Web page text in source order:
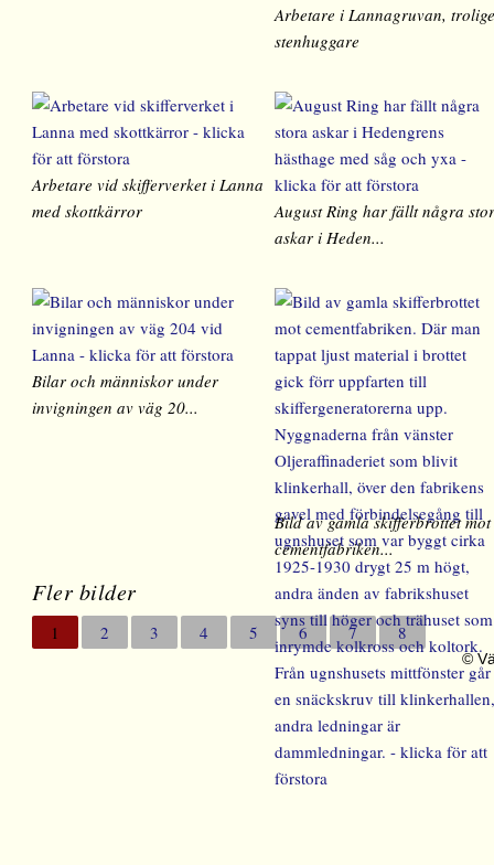
Arbetare i Lannagruvan,
stenhuggare
Arbetare vid skifferverket i Lanna
med skottkärror
August Ring har fällt några
askar i Heden...
Bilar och människor under
invigningen av väg 20...
Bild av gamla skifferbrottet mot
cementfabriken...
Fler bilder
1 2 3 4 5 6 7 8
©